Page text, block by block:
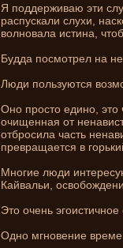
Я подде­рживаю эти
распускали слухи,
волновала истина,
Будда посмотрел на
Люди пользуются
Оно просто едино,
очищенная от
отбросила часть
превращается в
Многие люди
Кайвальи,
Это очень
Одно мгновени­е